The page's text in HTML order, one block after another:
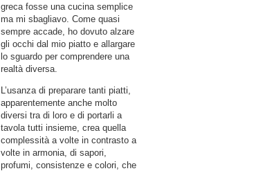
greca fosse una cucina semplice
ma mi sbagliavo. Come quasi
sempre accade, ho dovuto alzare
gli occhi dal mio piatto e allargare
lo sguardo per comprendere una
realtà diversa.
L’usanza di preparare tanti piatti,
apparentemente anche molto
diversi tra di loro e di portarli a
tavola tutti insieme, crea quella
complessità a volte in contrasto a
volte in armonia, di sapori,
profumi, consistenze e colori, che